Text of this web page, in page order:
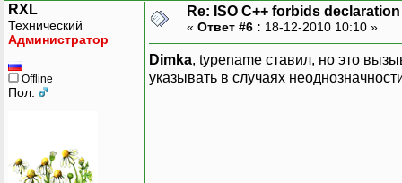
RXL
Технический
Администратор
Offline
Пол:
Re: ISO C++ forbids declaration
« Ответ #6 : 18-12-2010 10:10 »
Dimka, typename ставил, но это
указывать в случаях